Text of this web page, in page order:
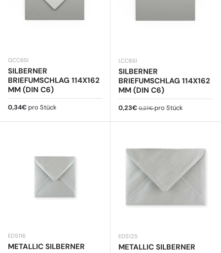
GCC6SI
SILBERNER
BRIEFUMSCHLAG 114X162
MM (DIN C6)
Normaler Preis
0,34€ pro Stück
LCC6SI
SILBERNER
BRIEFUMSCHLAG 114X162
MM (DIN C6)
Verkaufspreis
0,23€ Normaler Preis
0,27€pro Stück
E05116
METALLIC SILBERNER
E05125
METALLIC SILBERNER